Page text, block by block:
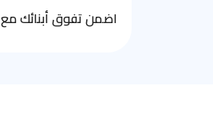
اضمن تفوق أبنائك